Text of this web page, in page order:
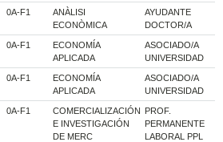
0A-F1
ANÀLISI
ECONÒMICA
AYUDANTE
DOCTOR/A
0A-F1
ECONOMÍA
APLICADA
ASOCIADO/A
UNIVERSIDAD
0A-F1
ECONOMÍA
APLICADA
ASOCIADO/A
UNIVERSIDAD
0A-F1
COMERCIALIZACIÓN
E INVESTIGACIÓN
DE MERC
PROF.
PERMANENTE
LABORAL PPL